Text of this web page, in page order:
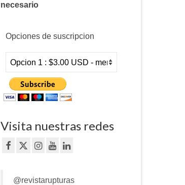
necesario
Opciones de suscripcion
Visita nuestras redes
@revistarupturas